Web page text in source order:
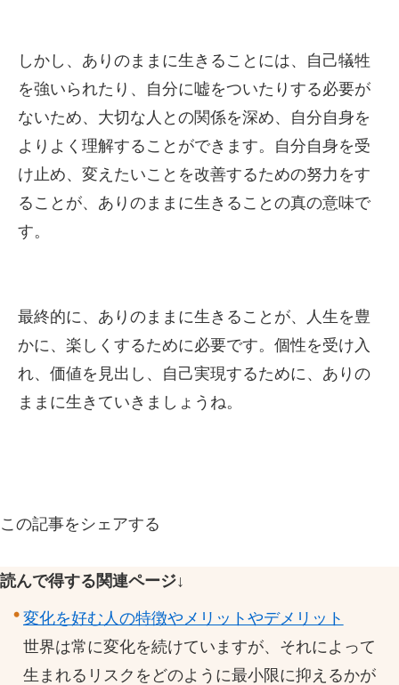
しかし、ありのままに生きることには、自己犠牲
を強いられたり、自分に嘘をついたりする必要が
ないため、大切な人との関係を深め、自分自身を
よりよく理解することができます。自分自身を受
け止め、変えたいことを改善するための努力をす
ることが、ありのままに生きることの真の意味で
す。
最終的に、ありのままに生きることが、人生を豊
かに、楽しくするために必要です。個性を受け入
れ、価値を見出し、自己実現するために、ありの
ままに生きていきましょうね。
この記事をシェアする
読んで得する関連ページ↓
変化を好む人の特徴やメリットやデメリット
世界は常に変化を続けていますが、それによって
生まれるリスクをどのように最小限に抑えるかが